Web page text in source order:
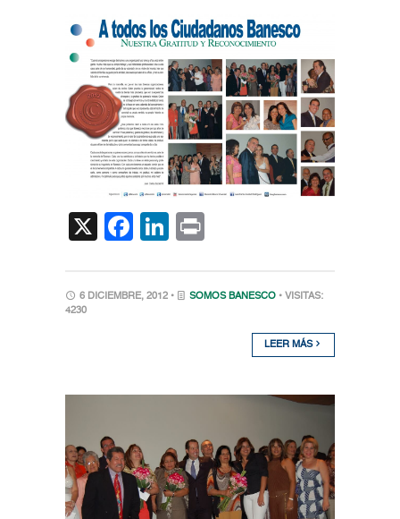
X Facebook
LinkedIn
6 DICIEMBRE, 2012 • SOMOS BANESCO • VISITAS:
4230
LEER MÁS